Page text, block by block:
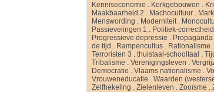
Kenniseconomie . Kerkgebouwen .
Maakbaarheid 2 . Machocultuur .
Menswording . Moderniteit.
Passievelingen 1 . Politiek-
Progressieve depressie . Propaganda
de tijd . Rampencultus . Rationalisme
Terroristen 3 .thuistaal-schooltaal .
Tribalisme .Verenigingsleven .
Democratie .Vlaams nationalisme .
Vrouweneducatie .Waarden
Zelfhekeling .Zielenleven .Zooïsme .